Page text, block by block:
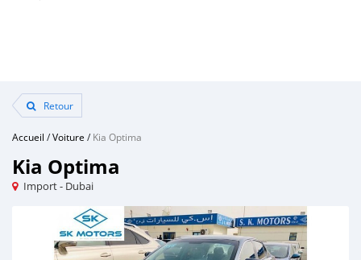
Retour
Accueil /Voiture /Kia Optima
Kia Optima
Import - Dubai